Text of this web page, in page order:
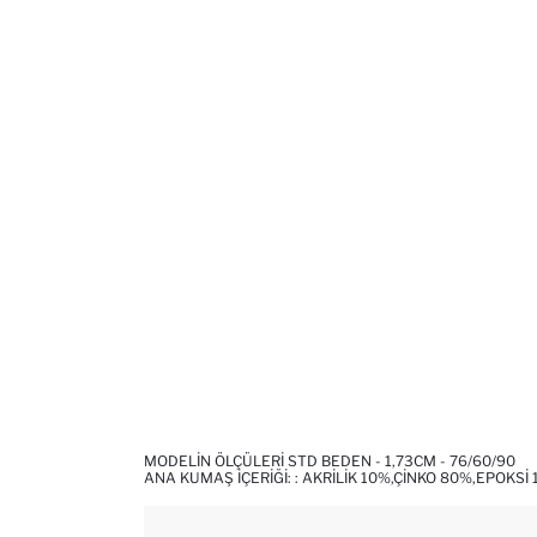
MODELIN ÖLÇÜLERI STD BEDEN - 1,73CM - 76/60/90
ANA KUMAŞ İÇERIĞI: : AKRILIK 10%,ÇINKO 80%,EPOKSI